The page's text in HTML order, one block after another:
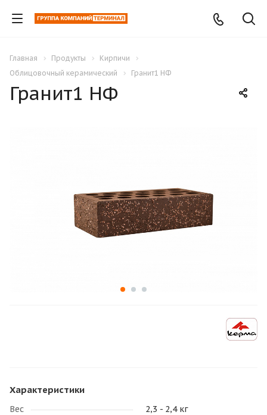
Главная Продукты
Кирпичи
Облицовочный керамический
Гранит1 НФ
Гранит1 НФ
Характеристики
Вес
2,3 - 2,4 кг